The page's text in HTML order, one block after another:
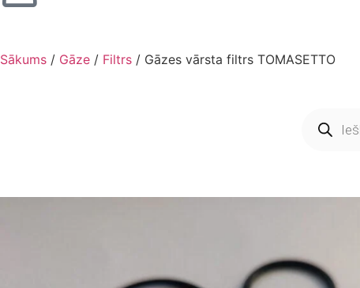
Sākums / Gāze / Filtrs / Gāzes vārsta filtrs TOMASETTO